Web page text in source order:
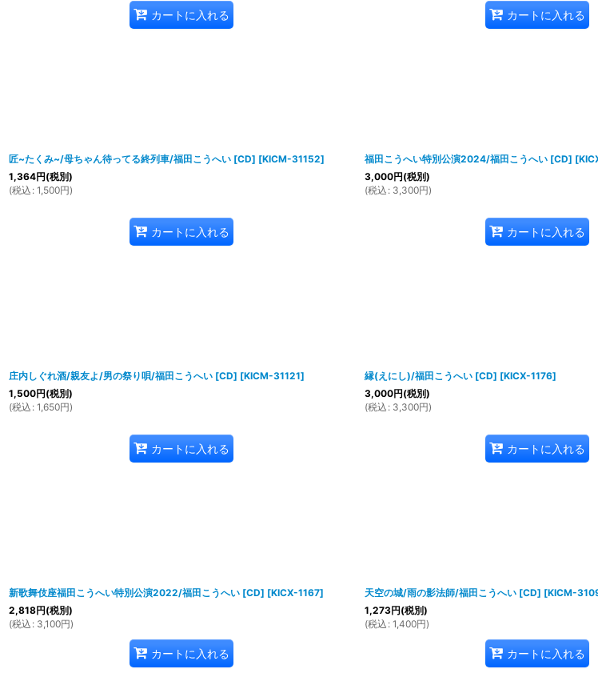
カートに入れる カートに入れる
匠~たくみ~/母ちゃん待ってる終列車/福田こうへい [CD] [KICM-31152]
1,364円(税別)
(税込 : 1,500円)
カートに入れる
福田こうへい特別公演2024/福田こうへい [CD] [
3,000円(税別)
(税込 : 3,300円)
カートに入れる
庄内しぐれ酒/親友よ/男の祭り唄/福田こうへい [CD] [KICM-31121]
1,500円(税別)
(税込 : 1,650円)
カートに入れる
縁(えにし)/福田こうへい [CD] [KICX-1176]
3,000円(税別)
(税込 : 3,300円)
カートに入れる
新歌舞伎座福田こうへい特別公演2022/福田こうへい [CD] [KICX-1167]
2,818円(税別)
(税込 : 3,100円)
カートに入れる
天空の城/雨の影法師/福田こうへい [CD] [KICM-
1,273円(税別)
(税込 : 1,400円)
カートに入れる